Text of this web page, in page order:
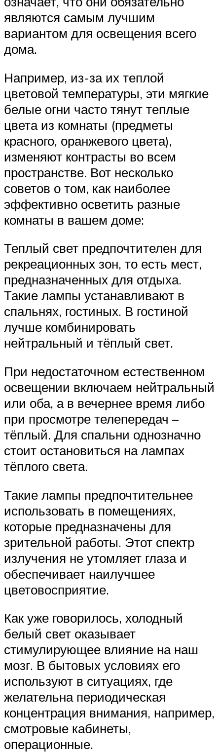
являются самым лучшим
вариантом для освещения всего
дома.
Например, из-за их теплой
цветовой температуры, эти мягкие
белые огни часто тянут теплые
цвета из комнаты (предметы
красного, оранжевого цвета),
изменяют контрасты во всем
пространстве. Вот несколько
советов о том, как наиболее
эффективно осветить разные
комнаты в вашем доме:
Теплый свет предпочтителен для
рекреационных зон, то есть мест,
предназначенных для отдыха.
Такие лампы устанавливают в
спальнях, гостиных. В гостиной
лучше комбинировать
нейтральный и тёплый свет.
При недостаточном естественном
освещении включаем нейтральный
или оба, а в вечернее время либо
при просмотре телепередач –
тёплый. Для спальни однозначно
стоит остановиться на лампах
тёплого света.
Такие лампы предпочтительнее
использовать в помещениях,
которые предназначены для
зрительной работы. Этот спектр
излучения не утомляет глаза и
обеспечивает наилучшее
цветовосприятие.
Как уже говорилось, холодный
белый свет оказывает
стимулирующее влияние на наш
мозг. В бытовых условиях его
используют в ситуациях, где
желательна периодическая
концентрация внимания, например,
смотровые кабинеты,
операционные.